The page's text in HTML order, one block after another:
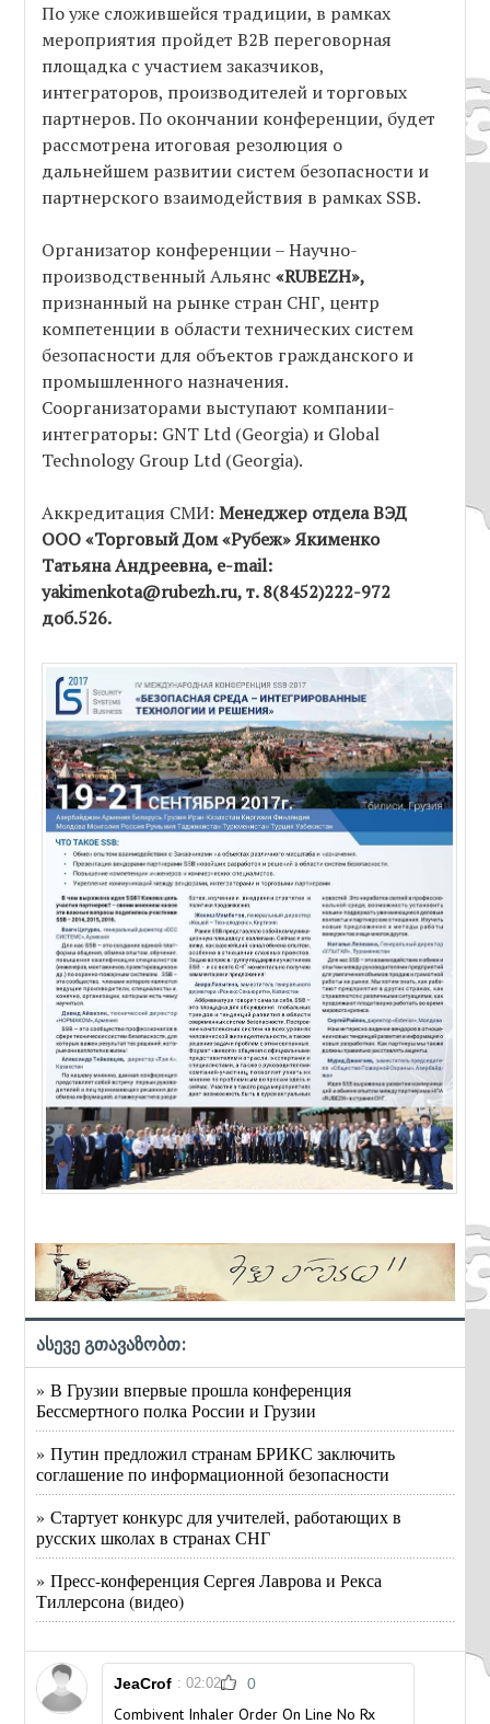
По уже сложившейся традиции, в рамках
мероприятия пройдет B2B переговорная
площадка с участием заказчиков,
интеграторов, производителей и торговых
партнеров. По окончании конференции, будет
рассмотрена итоговая резолюция о
дальнейшем развитии систем безопасности и
партнерского взаимодействия в рамках SSB.
Организатор конференции – Научно-
производственный Альянс «RUBEZH»,
признанный на рынке стран СНГ, центр
компетенции в области технических систем
безопасности для объектов гражданского и
промышленного назначения.
Соорганизаторами выступают компании-
интеграторы: GNT Ltd (Georgia) и Global
Technology Group Ltd (Georgia).
Аккредитация СМИ:Менеджер отдела ВЭД
ООО «Торговый Дом «Рубеж» Якименко
Татьяна Андреевна, е-mail:
yakimenkota@rubezh.ru, т. 8(8452)222-972
доб.526.
ასევე გთავაზობთ:
» В Грузии впервые прошла конференция
Бессмертного полка России и Грузии
» Путин предложил странам БРИКС заключить
соглашение по информационной безопасности
» Стартует конкурс для учителей, работающих в
русских школах в странах СНГ
» Пресс-конференция Сергея Лаврова и Рекса
Тиллерсона (видео)
JeaCrof : 02:02 0
Combivent Inhaler Order On Line No Rx